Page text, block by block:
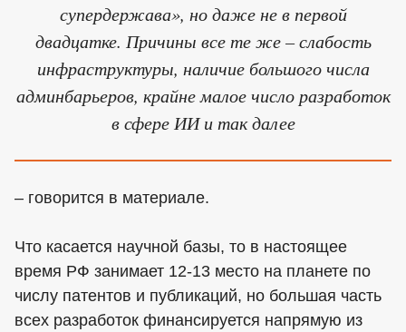
супердержава», но даже не в первой
двадцатке. Причины все те же – слабость
инфраструктуры, наличие большого числа
админбарьеров, крайне малое число разработок
в сфере ИИ и так далее
– говорится в материале.
Что касается научной базы, то в настоящее
время РФ занимает 12-13 место на планете по
числу патентов и публикаций, но большая часть
всех разработок финансируется напрямую из